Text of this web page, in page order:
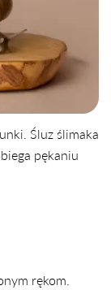
Śluz ślimaka
pękaniu
rękom.